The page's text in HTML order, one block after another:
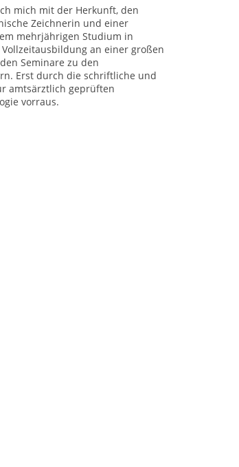
mich mit der Herkunft, den
Zeichnerin und einer
mehrjährigen Studium in
an einer großen
Seminare zu den
Erst durch die schriftliche und
amtsärztlich geprüften
vorraus.